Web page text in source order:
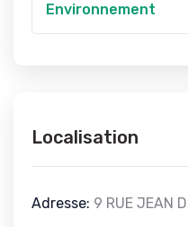
Environnement
Localisation
Adresse: 9 RUE JEAN